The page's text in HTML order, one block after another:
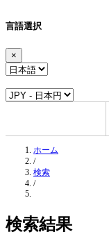
言語選択
×
ホーム
/
検索
/
検索結果